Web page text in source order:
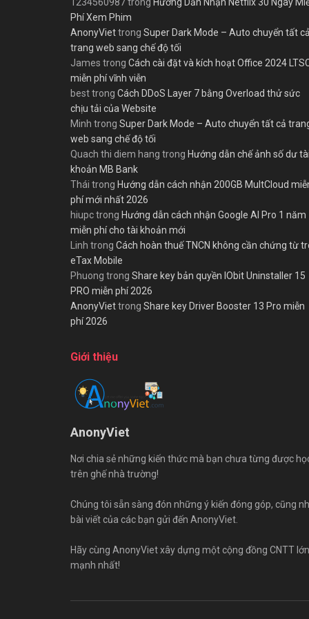
Phí Xem Phim
AnonyViettrong Super Dark Mode – Auto chuyển tất cả
trang web sang chế độ tối
James trong Cách cài đặt và kích hoạt Office 2024
miễn phí vĩnh viễn
besttrong Cách DDoS Layer 7 bằng Overload thử sức
chịu tải của Website
Minh trong Super Dark Mode – Auto chuyển tất cả
web sang chế độ tối
Quach thi diem hang trong Hướng dẫn chế ảnh số dư tài
khoản MB Bank
Thái trong Hướng dẫn cách nhận 200GB MultCloud
phí mới nhất 2026
hiupctrong Hướng dẫn cách nhận Google AI Pro 1 năm
miễn phí cho tài khoản mới
Linh trong Cách hoàn thuế TNCN không cần chứng từ
eTax Mobile
Phuong trong Share key bản quyền IObit Uninstaller 15
PRO miễn phí 2026
AnonyViettrong Share key Driver Booster 13 Pro miễn
phí 2026
Giới thiệu
AnonyViet
Nơi chia sẻ những kiến thức mà bạn chưa từng được
trên ghế nhà trường!
Chúng tôi sẵn sàng đón những ý kiến đóng góp, cũng
bài viết của các bạn gửi đến AnonyViet.
Hãy cùng AnonyViet xây dựng một cộng đồng CNTT lớn
mạnh nhất!